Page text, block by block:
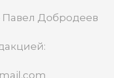
Павел Добродеев